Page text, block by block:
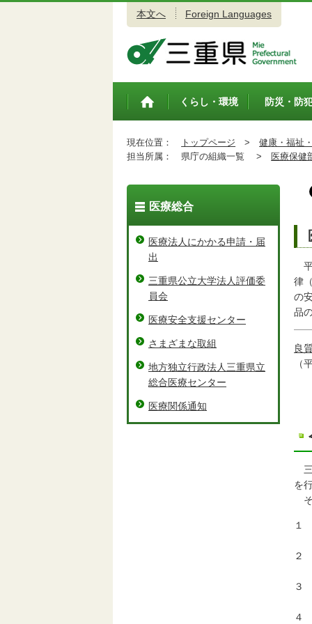
本文へ Foreign Languages
トップペ
くらし・環境 防災・防
現在位置： トップページ > 健康・福祉
担当所属：
県庁の組織一覧 > 医療保健
平
律
の
品
良
（
三
を
そ
令
２
オ
３
４
医療総合
医療法人にかかる申請・届
出
三重県公立大学法人評価委
員会
医療安全支援センター
さまざまな取組
地方独立行政法人三重県立
総合医療センター
医療関係通知